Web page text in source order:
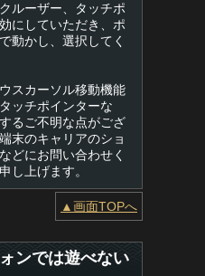
ルーザー、タッチポ
にしていただき、ポ
動かし、選択してく
スカーソル移動機能
ッチポインターな
るご不明な点がござ
末のキャリアのショ
どにお問い合わせく
し上げます。
▲画面TOPへ
ンでは遊べない